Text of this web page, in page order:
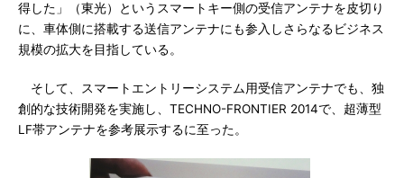
得した」（東光）というスマートキー側の受信アンテナを皮切り
に、車体側に搭載する送信アンテナにも参入しさらなるビジネス
規模の拡大を目指している。
そして、スマートエントリーシステム用受信アンテナでも、独
創的な技術開発を実施し、TECHNO-FRONTIER 2014で、超薄型
LF帯アンテナを参考展示するに至った。